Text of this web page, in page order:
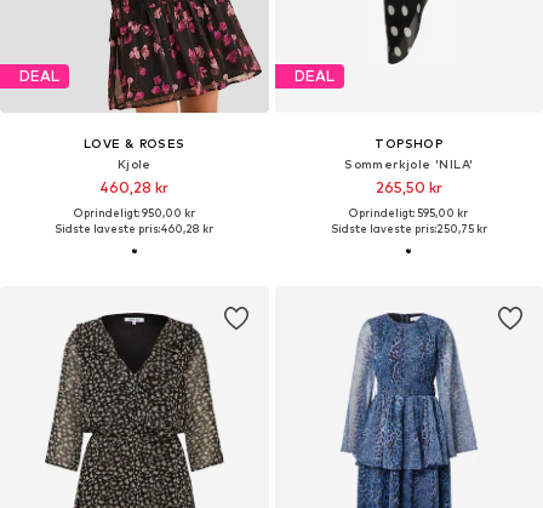
DEAL
LOVE & ROSES
Kjole
460,28 kr
Oprindeligt: 950,00 kr
Sidste laveste pris:460,28 kr
DEAL
TOPSHOP
Sommerkjole 'NILA'
265,50 kr
Oprindeligt: 595,00 kr
Sidste laveste pris:250,75 kr